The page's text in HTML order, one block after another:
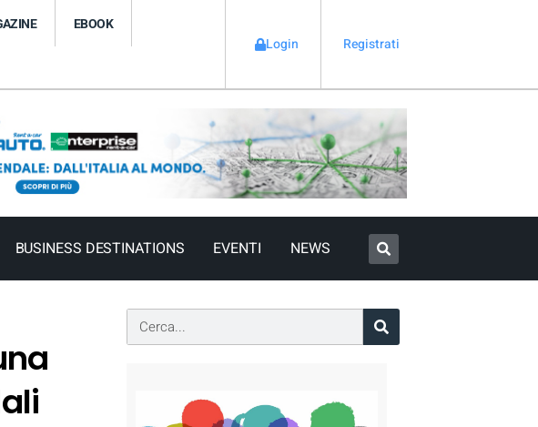
EBOOK
Login Registrati
BUSINESS DESTINATIONS EVENTI NEWS